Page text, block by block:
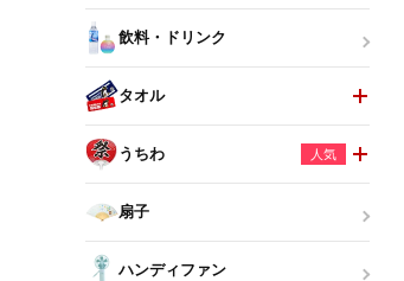
飲料・ドリンク
タオル
うちわ 人気
扇子
ハンディファン